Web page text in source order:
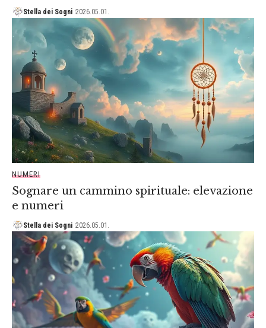
Stella dei Sogni 2026.05.01.
NUMERI
Sognare un cammino spirituale: elevazione
e numeri
Stella dei Sogni 2026.05.01.